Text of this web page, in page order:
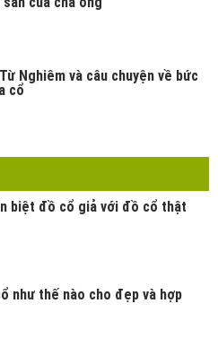
Nghiêm và câu chuyện về bức
cổ
biệt đồ cổ giả với đồ cổ thật
như thế nào cho đẹp và hợp